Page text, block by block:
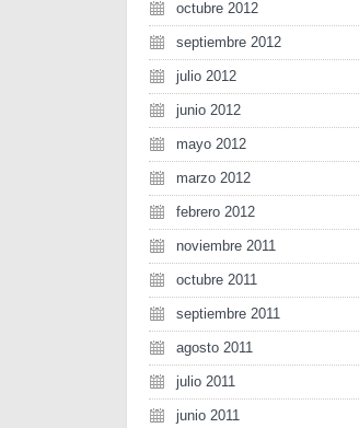
octubre 2012
septiembre 2012
julio 2012
junio 2012
mayo 2012
marzo 2012
febrero 2012
noviembre 2011
octubre 2011
septiembre 2011
agosto 2011
julio 2011
junio 2011